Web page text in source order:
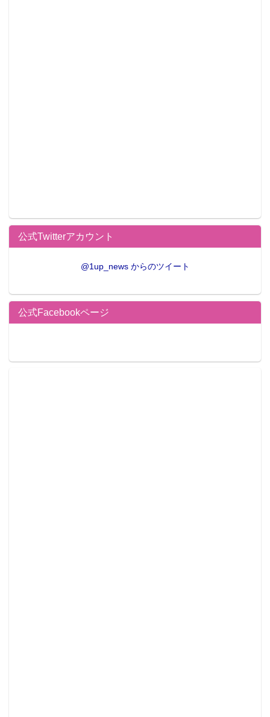
公式Twitterアカウント
@1up_news からのツイート
公式Facebookページ